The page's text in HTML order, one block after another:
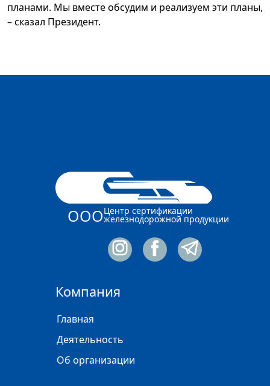
планами. Мы вместе обсудим и реализуем эти планы,
– сказал Президент.
ОООЦентр сертификации
железнодорожной продукции
Компания
Главная
Деятельность
Об организации